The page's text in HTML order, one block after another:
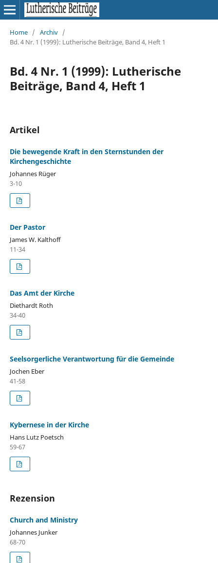
Home / Archiv /
Bd. 4 Nr. 1 (1999): Lutherische Beiträge, Band 4, Heft 1
Bd. 4 Nr. 1 (1999): Lutherische
Beiträge, Band 4, Heft 1
Artikel
Die bewegende Kraft in den Sternstunden der
Kirchengeschichte
Johannes Rüger
3-10
Der Pastor
James W. Kalthoff
11-34
Das Amt der Kirche
Diethardt Roth
34-40
Seelsorgerliche Verantwortung für die Gemeinde
Jochen Eber
41-58
Kybernese in der Kirche
Hans Lutz Poetsch
59-67
Rezension
Church and Ministry
Johannes Junker
68-70